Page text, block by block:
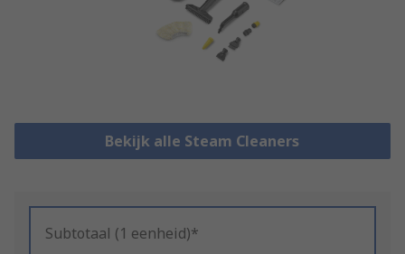
Bekijk alle Steam Cleaners
Subtotaal (1 eenheid)*